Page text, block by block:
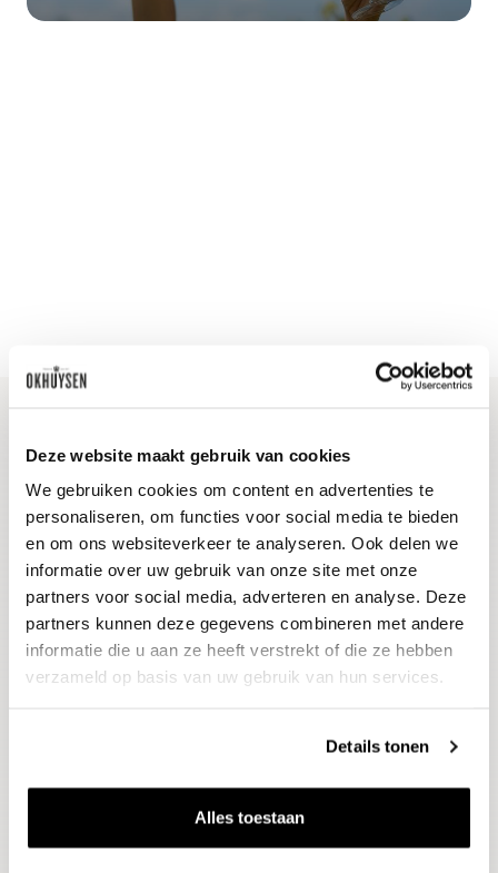
Deze website maakt gebruik van cookies
We gebruiken cookies om content en advertenties te
personaliseren, om functies voor social media te bieden
en om ons websiteverkeer te analyseren. Ook delen we
informatie over uw gebruik van onze site met onze
partners voor social media, adverteren en analyse. Deze
partners kunnen deze gegevens combineren met andere
informatie die u aan ze heeft verstrekt of die ze hebben
verzameld op basis van uw gebruik van hun services.
Details tonen
Alles toestaan
Blijf op de hoogte
Ontvang het laatste wijnnieuws, proeverijen en
evenementen
E-mailadres
Aanmelden